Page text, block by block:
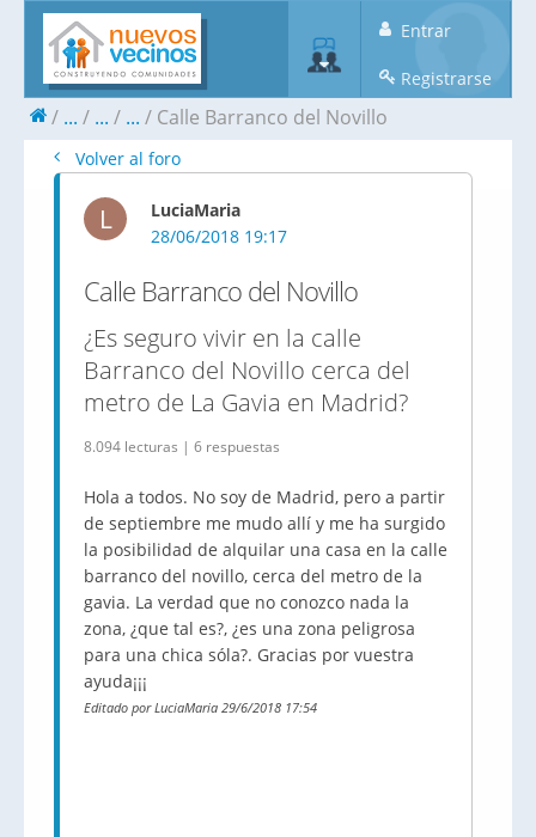
Entrar
Registrarse
... ... ... Calle Barranco del Novillo
Volver al foro
L
LuciaMaria
28/06/2018 19:17
Calle Barranco del Novillo
¿Es seguro vivir en la calle
Barranco del Novillo cerca del
metro de La Gavia en Madrid?
8.094 lecturas | 6 respuestas
Hola a todos. No soy de Madrid, pero a partir
de septiembre me mudo allí y me ha surgido
la posibilidad de alquilar una casa en la calle
barranco del novillo, cerca del metro de la
gavia. La verdad que no conozco nada la
zona, ¿que tal es?, ¿es una zona peligrosa
para una chica sóla?. Gracias por vuestra
ayuda¡¡¡
Editado por LuciaMaria 29/6/2018 17:54